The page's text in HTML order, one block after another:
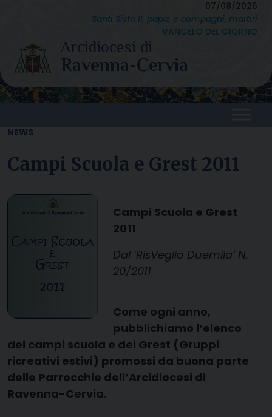
content
07/08/2026
Santi Sisto II, papa, e compagni, martiri
VANGELO DEL GIORNO
NEWS
Campi Scuola e Grest 2011
Campi Scuola e Grest
2011
Dal ‘RisVeglio Duemila’ N.
20/2011
Come ogni anno,
pubblichiamo l’elenco
dei campi scuola e dei Grest (Gruppi
ricreativi estivi) promossi da buona parte
delle Parrocchie dell’Arcidiocesi di
Ravenna-Cervia.